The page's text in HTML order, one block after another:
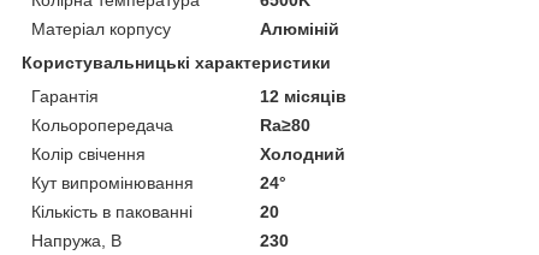
Матеріал корпусу
Алюміній
Користувальницькі характеристики
Гарантія
12 місяців
Кольоропередача
Ra≥80
Колір свічення
Холодний
Кут випромінювання
24°
Кількість в пакованні
20
Напружа, В
230